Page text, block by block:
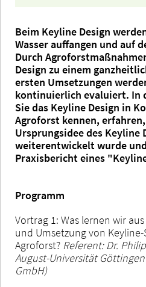
Beim Keyline Design
Wasser auffangen und auf
Durch
Design zu einem
ersten Umsetzungen
kontinuierlich evaluiert. In
Sie das Keyline Design in
Agroforst kennen,
Ursprungsidee des Keyline
weiterentwickelt wurde
Praxisbericht eines
Programm
Vortrag 1: Was lernen wir
und Umsetzung von
Agroforst? Referent: Dr.
August-Universität
GmbH)